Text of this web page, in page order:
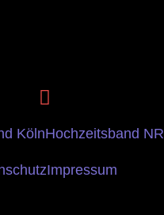
KölnHochzeitsband
Impressum